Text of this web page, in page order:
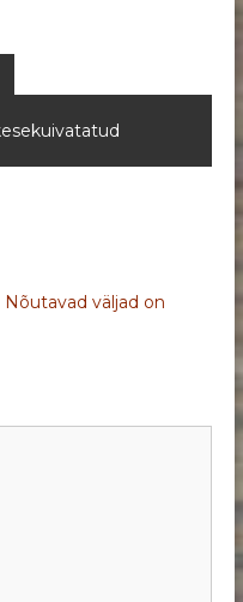
Nõutavad väljad on